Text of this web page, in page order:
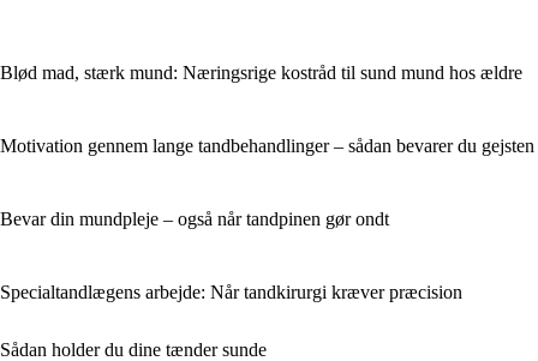
Blød mad, stærk mund: Næringsrige kostråd til sund mund hos ældre
Motivation gennem lange tandbehandlinger – sådan bevarer du gejsten
Bevar din mundpleje – også når tandpinen gør ondt
Specialtandlægens arbejde: Når tandkirurgi kræver præcision
Sådan holder du dine tænder sunde